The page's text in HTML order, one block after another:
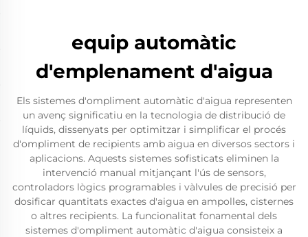
equip automàtic
d'emplenament d'aigua
Els sistemes d'ompliment automàtic d'aigua representen
un avenç significatiu en la tecnologia de distribució de
líquids, dissenyats per optimitzar i simplificar el procés
d'ompliment de recipients amb aigua en diversos sectors i
aplicacions. Aquests sistemes sofisticats eliminen la
intervenció manual mitjançant l'ús de sensors,
controladors lògics programables i vàlvules de precisió per
dosificar quantitats exactes d'aigua en ampolles, cisternes
o altres recipients. La funcionalitat fonamental dels
sistemes d'ompliment automàtic d'aigua consisteix a